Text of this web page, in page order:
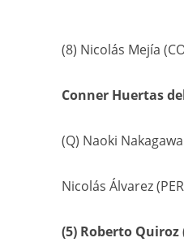
(8) Nicolás Mejía
Conner Huertas
(Q) Naoki Nakagawa
Nicolás Álvarez
(5) Roberto Quiroz